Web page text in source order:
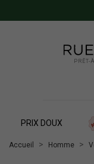
PRÊT-
PRIX DOUX
Accueil Homme